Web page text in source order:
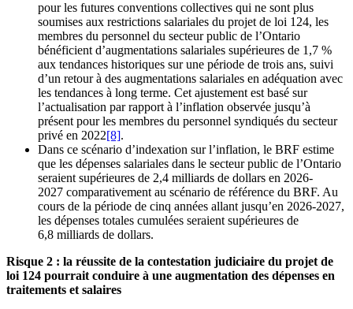
pour les futures conventions collectives qui ne sont plus
soumises aux restrictions salariales du projet de loi 124, les
membres du personnel du secteur public de l’Ontario
bénéficient d’augmentations salariales supérieures de 1,7 %
aux tendances historiques sur une période de trois ans, suivi
d’un retour à des augmentations salariales en adéquation avec
les tendances à long terme. Cet ajustement est basé sur
l’actualisation par rapport à l’inflation observée jusqu’à
présent pour les membres du personnel syndiqués du secteur
privé en 2022[8].
Dans ce scénario d’indexation sur l’inflation, le BRF estime
que les dépenses salariales dans le secteur public de l’Ontario
seraient supérieures de 2,4 milliards de dollars en 2026-
2027 comparativement au scénario de référence du BRF. Au
cours de la période de cinq années allant jusqu’en 2026-2027,
les dépenses totales cumulées seraient supérieures de
6,8 milliards de dollars.
Risque 2 : la réussite de la contestation judiciaire du projet de
loi 124 pourrait conduire à une augmentation des dépenses en
traitements et salaires